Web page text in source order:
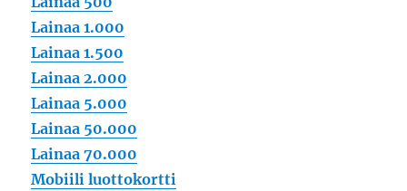
Lainaa 1.000
Lainaa 1.500
Lainaa 2.000
Lainaa 5.000
Lainaa 50.000
Lainaa 70.000
Mobiili luottokortti